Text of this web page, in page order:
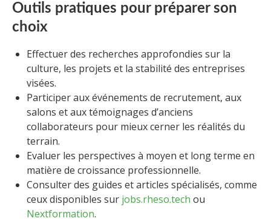
Outils pratiques pour préparer son
choix
Effectuer des recherches approfondies sur la
culture, les projets et la stabilité des entreprises
visées.
Participer aux événements de recrutement, aux
salons et aux témoignages d’anciens
collaborateurs pour mieux cerner les réalités du
terrain.
Evaluer les perspectives à moyen et long terme en
matière de croissance professionnelle.
Consulter des guides et articles spécialisés, comme
ceux disponibles sur jobs.rheso.tech ou
Nextformation.